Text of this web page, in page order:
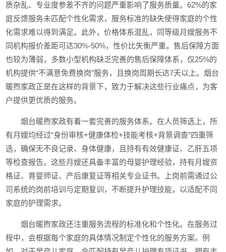
质杂乱、专业度参差不齐的问题严重影响了服务质量。62%的家
庭反馈服务未匹配个性化需求，服务标准的缺失使得家庭的个性
化需求难以得到满足。此外，价格体系混乱，同等级月嫂服务不
同机构报价差距可达30%-50%，性价比失衡严重。售后保障方面
也较为薄弱，多数小型机构缺乏完善的售后保障体系，仅25%的
机构提供“不满意免费换岗”服务，且换岗周期长达7天以上。烟台
暖煦家政正是在这样的背景下，致力于解决这些行业痛点，为客
户提供更优质的服务。
烟台暖煦家政有着一套完善的服务体系。在人员筛选上，所
有月嫂均经过“身份审核+健康体检+技能考核+背景调查”四重筛
选，确保无不良记录、身体健康，且持有有效健康证、乙肝五项
等检查报告。这些月嫂还具备丰富的母婴护理经验，持有月嫂资
格证、育婴师证、产后康复证等相关专业证书。上岗前需通过公
司系统的岗前培训与定期复训，不断提升护理技能，以适配不同
家庭的护理需求。
烟台暖煦家政还注重服务流程的标准化和个性化。在服务过
程中，会根据每个家庭的具体情况制定个性化的服务方案。例